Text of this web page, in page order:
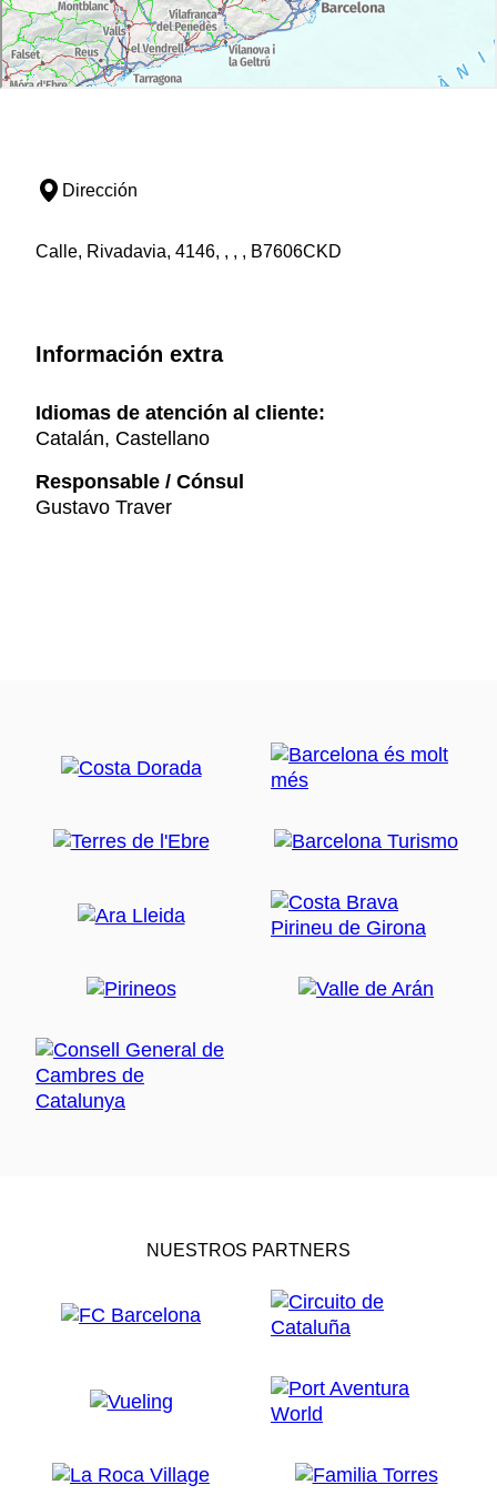
Dirección
Calle, Rivadavia, 4146, , , , B7606CKD
Información extra
Idiomas de atención al cliente:
Catalán, Castellano
Responsable / Cónsul
Gustavo Traver
NUESTROS PARTNERS